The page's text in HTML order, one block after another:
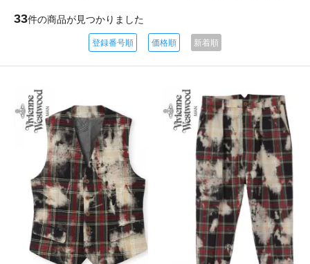
33件の商品が見つかりました
登録番号順 価格順 新着順